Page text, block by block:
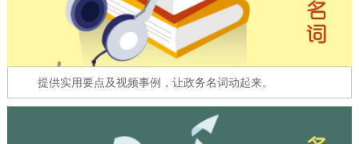
在线访谈 图说互动
走进北京
十六区概览
提供实用要点及视频事例，让政务名词动起来。